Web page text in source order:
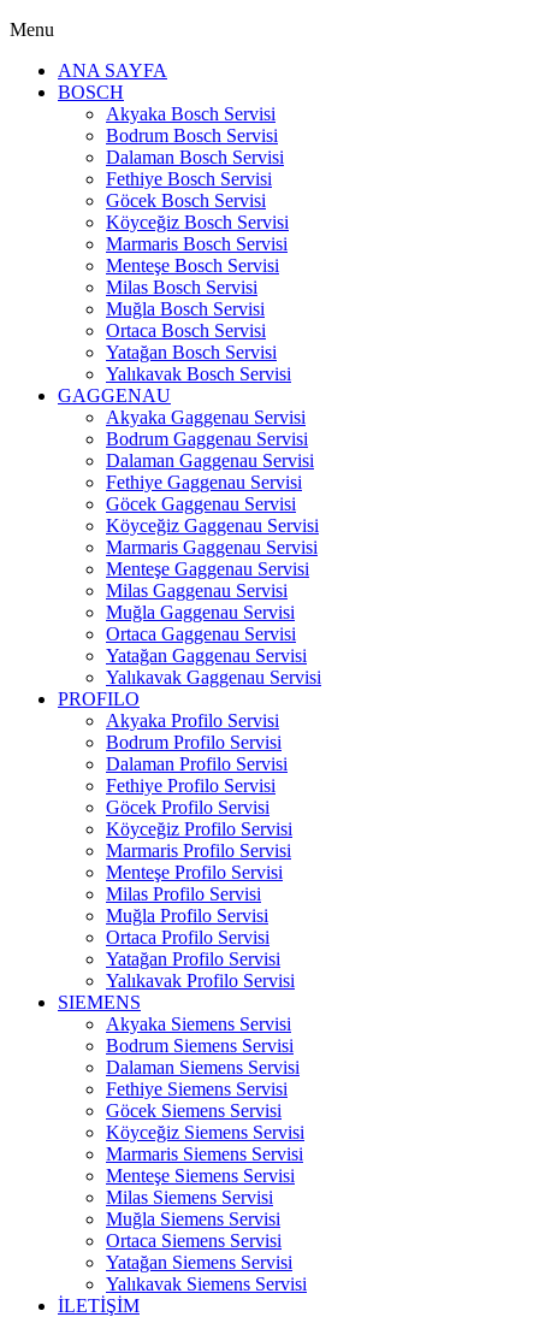
Menu
ANA SAYFA
BOSCH
Akyaka Bosch Servisi
Bodrum Bosch Servisi
Dalaman Bosch Servisi
Fethiye Bosch Servisi
Göcek Bosch Servisi
Köyceğiz Bosch Servisi
Marmaris Bosch Servisi
Menteşe Bosch Servisi
Milas Bosch Servisi
Muğla Bosch Servisi
Ortaca Bosch Servisi
Yatağan Bosch Servisi
Yalıkavak Bosch Servisi
GAGGENAU
Akyaka Gaggenau Servisi
Bodrum Gaggenau Servisi
Dalaman Gaggenau Servisi
Fethiye Gaggenau Servisi
Göcek Gaggenau Servisi
Köyceğiz Gaggenau Servisi
Marmaris Gaggenau Servisi
Menteşe Gaggenau Servisi
Milas Gaggenau Servisi
Muğla Gaggenau Servisi
Ortaca Gaggenau Servisi
Yatağan Gaggenau Servisi
Yalıkavak Gaggenau Servisi
PROFILO
Akyaka Profilo Servisi
Bodrum Profilo Servisi
Dalaman Profilo Servisi
Fethiye Profilo Servisi
Göcek Profilo Servisi
Köyceğiz Profilo Servisi
Marmaris Profilo Servisi
Menteşe Profilo Servisi
Milas Profilo Servisi
Muğla Profilo Servisi
Ortaca Profilo Servisi
Yatağan Profilo Servisi
Yalıkavak Profilo Servisi
SIEMENS
Akyaka Siemens Servisi
Bodrum Siemens Servisi
Dalaman Siemens Servisi
Fethiye Siemens Servisi
Göcek Siemens Servisi
Köyceğiz Siemens Servisi
Marmaris Siemens Servisi
Menteşe Siemens Servisi
Milas Siemens Servisi
Muğla Siemens Servisi
Ortaca Siemens Servisi
Yatağan Siemens Servisi
Yalıkavak Siemens Servisi
İLETİŞİM